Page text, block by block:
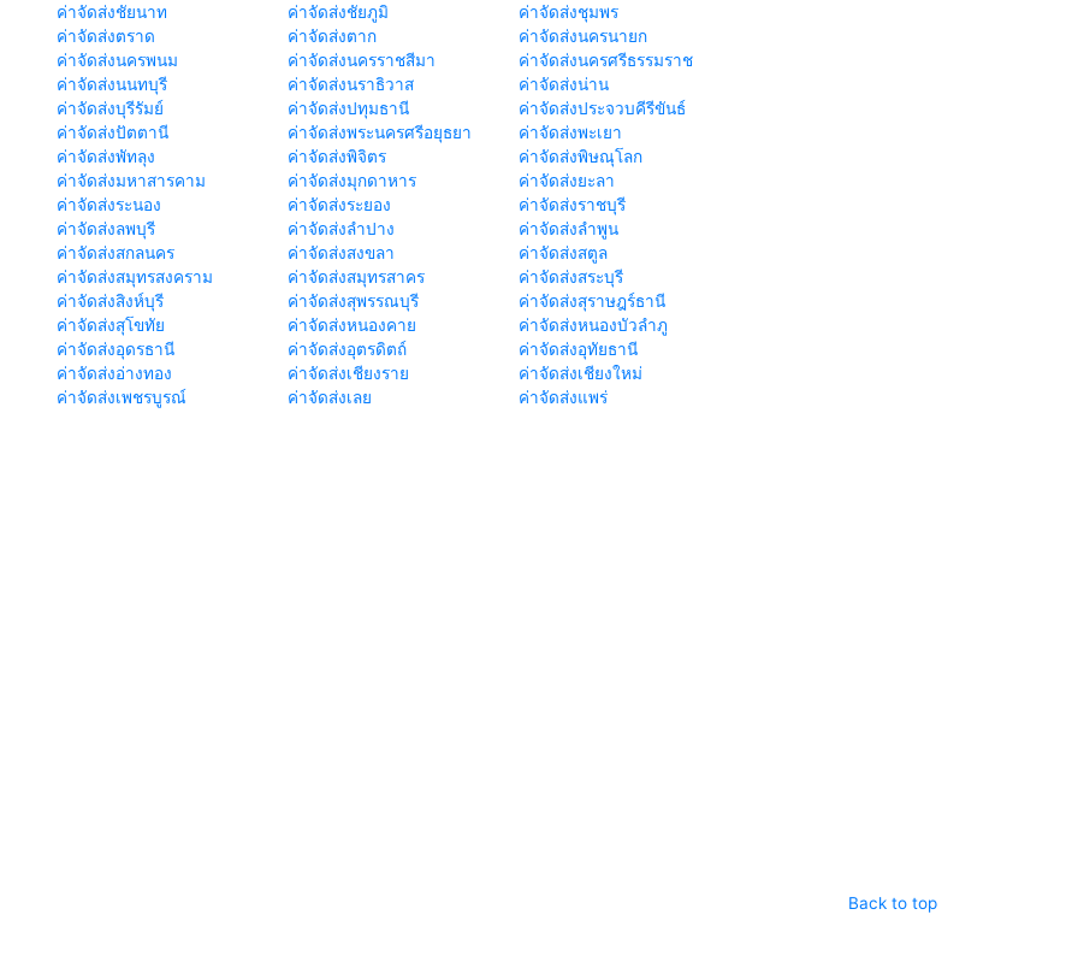
ค่าจัดส่งชัยนาท
ค่าจัดส่งชัยภูมิ
ค่าจัดส่งชุมพร
ค่าจัดส่งตราด
ค่าจัดส่งตาก
ค่าจัดส่งนครนายก
ค่าจัดส่งนครพนม
ค่าจัดส่งนครราชสีมา
ค่าจัดส่งนครศรีธรรมราช
ค่าจัดส่งนนทบุรี
ค่าจัดส่งนราธิวาส
ค่าจัดส่งน่าน
ค่าจัดส่งบุรีรัมย์
ค่าจัดส่งปทุมธานี
ค่าจัดส่งประจวบคีรีขันธ์
ค่าจัดส่งปัตตานี
ค่าจัดส่งพระนครศรีอยุธยา
ค่าจัดส่งพะเยา
ค่าจัดส่งพัทลุง
ค่าจัดส่งพิจิตร
ค่าจัดส่งพิษณุโลก
ค่าจัดส่งมหาสารคาม
ค่าจัดส่งมุกดาหาร
ค่าจัดส่งยะลา
ค่าจัดส่งระนอง
ค่าจัดส่งระยอง
ค่าจัดส่งราชบุรี
ค่าจัดส่งลพบุรี
ค่าจัดส่งลำปาง
ค่าจัดส่งลำพูน
ค่าจัดส่งสกลนคร
ค่าจัดส่งสงขลา
ค่าจัดส่งสตูล
ค่าจัดส่งสมุทรสงคราม
ค่าจัดส่งสมุทรสาคร
ค่าจัดส่งสระบุรี
ค่าจัดส่งสิงห์บุรี
ค่าจัดส่งสุพรรณบุรี
ค่าจัดส่งสุราษฎร์ธานี
ค่าจัดส่งสุโขทัย
ค่าจัดส่งหนองคาย
ค่าจัดส่งหนองบัวลำภู
ค่าจัดส่งอุดรธานี
ค่าจัดส่งอุตรดิตถ์
ค่าจัดส่งอุทัยธานี
ค่าจัดส่งอ่างทอง
ค่าจัดส่งเชียงราย
ค่าจัดส่งเชียงใหม่
ค่าจัดส่งเพชรบูรณ์
ค่าจัดส่งเลย ค่าจัดส่งแพร่
Back to top